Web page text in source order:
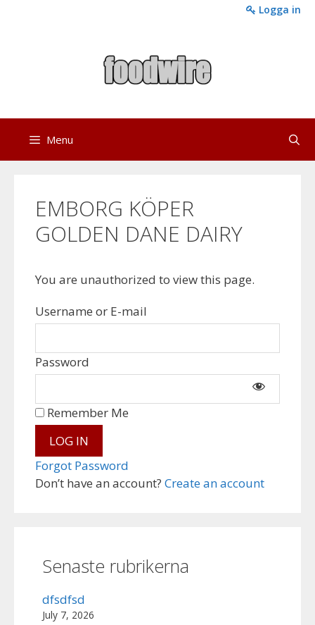
Logga in
Menu
EMBORG KÖPER
GOLDEN DANE DAIRY
You are unauthorized to view this page.
Username or E-mail
Password
Don’t have an account? Create an account
Remember Me
Forgot Password
Senaste rubrikerna
dfsdfsd
July 7, 2026